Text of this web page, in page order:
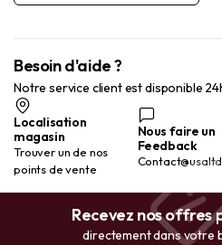
Besoin d'aide ?
Notre service client est disponible
Localisation
magasin
Trouver un de nos
points de vente
Nous faire un
Feedback
Recevez nos offres
directement dans votre